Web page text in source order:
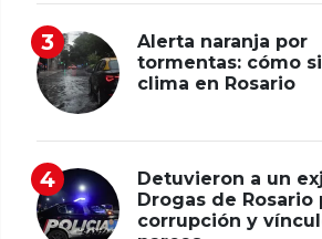
Alerta naranja por
tormentas: cómo
clima en Rosario
Detuvieron a un
Drogas de Rosario
corrupción y